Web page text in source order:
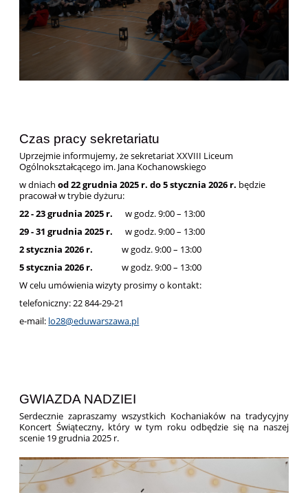
Czas pracy sekretariatu
Uprzejmie informujemy, że sekretariat XXVIII Liceum
Ogólnokształcącego im. Jana Kochanowskiego
w dniachod 22 grudnia 2025 r. do 5 stycznia 2026 r. będzie
pracował w trybie dyżuru:
22 - 23 grudnia 2025 r. w godz. 9:00 – 13:00
29 - 31 grudnia 2025 r.
w godz. 9:00 – 13:00
2 stycznia 2026 r.
w godz. 9:00 – 13:00
5 stycznia 2026 r.w godz. 9:00 – 13:00
W celu umówienia wizyty prosimy o kontakt:
telefoniczny: 22 844-29-21
e-mail: lo28@eduwarszawa.pl
GWIAZDA NADZIEI
Serdecznie zapraszamy wszystkich Kochaniaków na tradycyjny
Koncert Świąteczny, który w tym roku odbędzie się na naszej
scenie 19 grudnia 2025 r.